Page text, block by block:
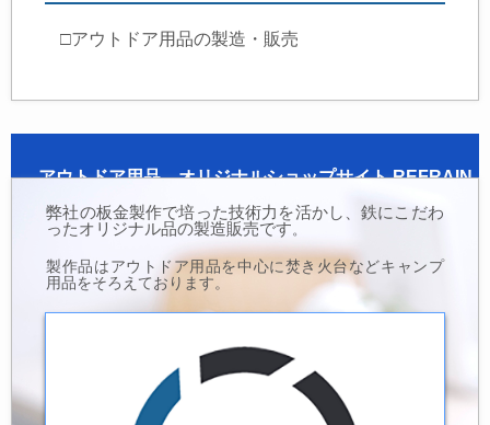
□アウトドア用品の製造・販売
アウトドア用品 オリジナルショップサイト REFRAIN
弊社の板金製作で培った技術力を活かし、鉄にこだわ
ったオリジナル品の製造販売です 。
製作品はアウトドア用品を中心に焚き火台などキャンプ
用品をそろえております。